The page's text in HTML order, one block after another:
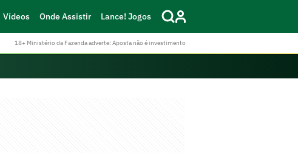
Vídeos Onde Assistir Lance! Jogos
18+ Ministério da Fazenda adverte: Aposta não é investimento